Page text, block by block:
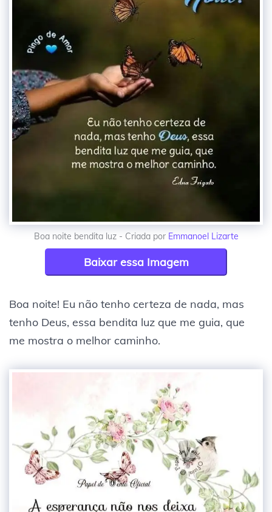
Boa noite bendita luz - Criada por Emmanoel Lizarte
Baixar essa Imagem
Boa noite! Eu não tenho certeza de nada, mas
tenho Deus, essa bendita luz que me guia, que
me mostra o melhor caminho.